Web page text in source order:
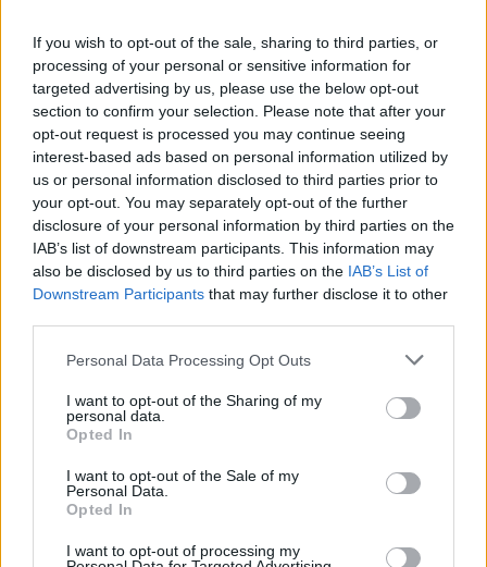
If you wish to opt-out of the sale, sharing to third parties, or
processing of your personal or sensitive information for
targeted advertising by us, please use the below opt-out
section to confirm your selection. Please note that after your
opt-out request is processed you may continue seeing
interest-based ads based on personal information utilized by
us or personal information disclosed to third parties prior to
your opt-out. You may separately opt-out of the further
disclosure of your personal information by third parties on the
IAB’s list of downstream participants. This information may
also be disclosed by us to third parties on the IAB’s List of
Downstream Participants that may further disclose it to other
Personal Data Processing Opt Outs
I want to opt-out of the Sharing of my
personal data.
Opted In
I want to opt-out of the Sale of my
Personal Data.
Opted In
I want to opt-out of processing my
ECONOMIA
ADV